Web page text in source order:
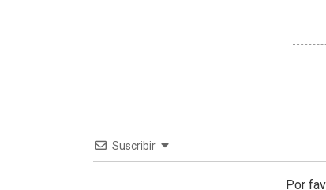
Suscribir
Por